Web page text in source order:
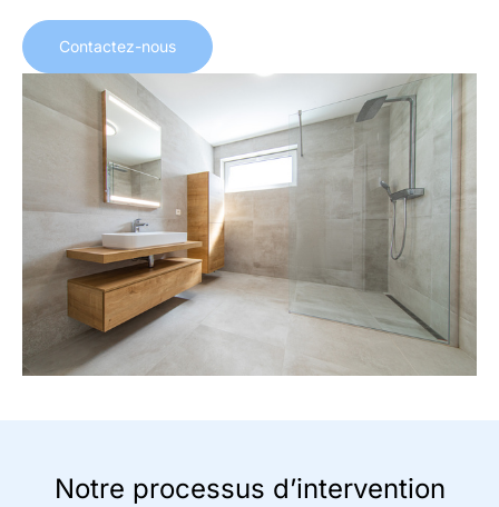
Contactez-nous
Notre processus d’intervention